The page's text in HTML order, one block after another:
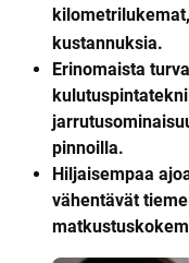
kustannuksia.
Erinomaista
pinnoilla.
Hiljaisempaa
vähentävät